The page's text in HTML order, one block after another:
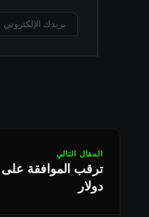
المقال التالي
دولار